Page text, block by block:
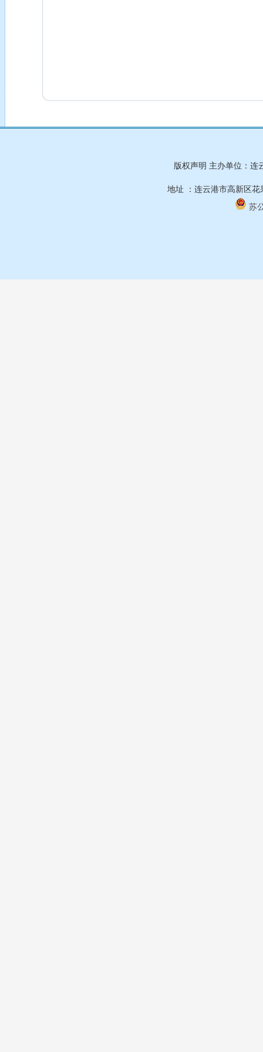
版权声明 主办单位：
地址 ：连云港市高新区
苏